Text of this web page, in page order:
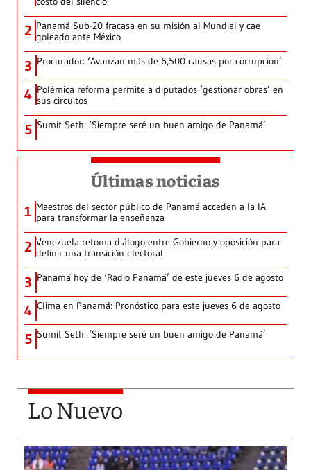
2 Panamá Sub-20 fracasa en su misión al Mundial y cae
goleado ante México
3 Procurador: ‘Avanzan más de 6,500 causas por corrupción’
4 Polémica reforma permite a diputados ‘gestionar obras’ en
sus circuitos
5 Sumit Seth: ‘Siempre seré un buen amigo de Panamá’
Últimas noticias
1 Maestros del sector público de Panamá acceden a la IA
para transformar la enseñanza
2 Venezuela retoma diálogo entre Gobierno y oposición para
definir una transición electoral
3 Panamá hoy de ‘Radio Panamá’ de este jueves 6 de agosto
4 Clima en Panamá: Pronóstico para este jueves 6 de agosto
5 Sumit Seth: ‘Siempre seré un buen amigo de Panamá’
Lo Nuevo